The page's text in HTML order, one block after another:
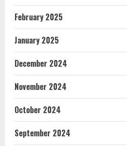
February 2025
January 2025
December 2024
November 2024
October 2024
September 2024